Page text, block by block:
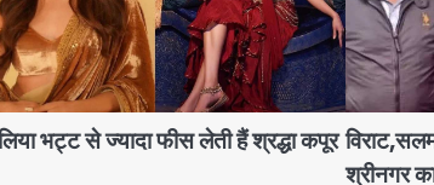
भट्ट से ज्यादा फीस लेती हैं श्रद्धा कपूर
श्रीनगर